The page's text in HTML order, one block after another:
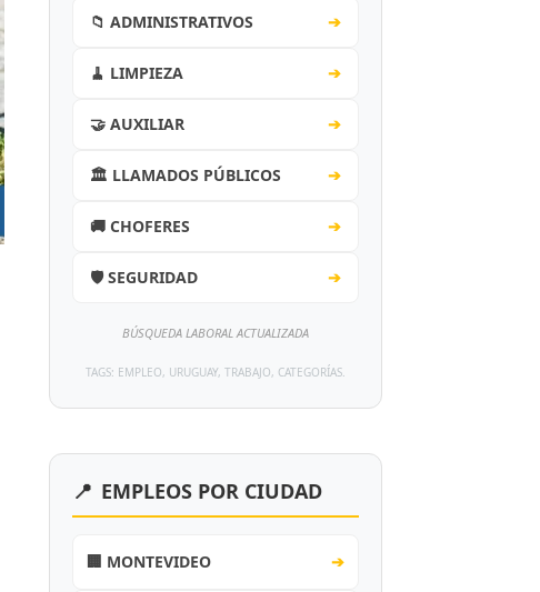
📁 ADMINISTRATIVOS ➔
🧹 LIMPIEZA ➔
🤝 AUXILIAR ➔
🏛️ LLAMADOS PÚBLICOS ➔
🚚 CHOFERES ➔
🛡️ SEGURIDAD ➔
BÚSQUEDA LABORAL ACTUALIZADA
TAGS: EMPLEO, URUGUAY, TRABAJO, CATEGORÍAS.
📍 EMPLEOS POR CIUDAD
🏢 MONTEVIDEO ➔